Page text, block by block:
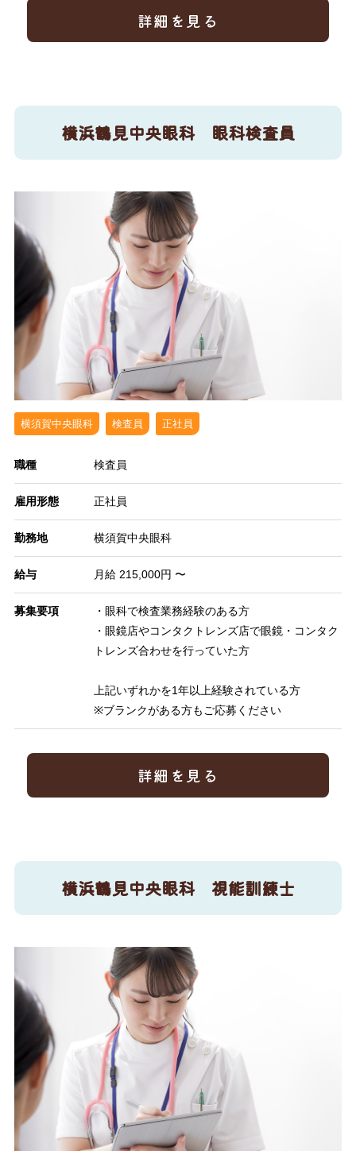
詳細を見る
横浜鶴見中央眼科 眼科検査員
横須賀中央眼科 検査員 正社員
職種 検査員
雇用形態 正社員
勤務地 横須賀中央眼科
給与 月給 215,000円 〜
募集要項
・眼科で検査業務経験のある方
・眼鏡店やコンタクトレンズ店で眼鏡・コンタク
トレンズ合わせを行っていた方
上記いずれかを1年以上経験されている方
※ブランクがある方もご応募ください
詳細を見る
横浜鶴見中央眼科 視能訓練士